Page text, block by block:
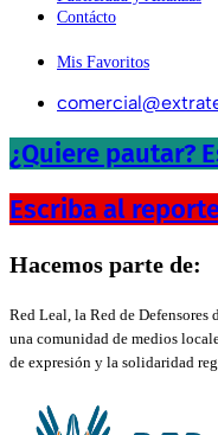
Contácto
Mis Favoritos
¿Quiere pautar?
Escriba al
Hacemos parte de:
Red Leal, la Red de
una comunidad de medios
de expresión y la solidaridad